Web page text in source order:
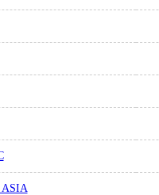
ASIA